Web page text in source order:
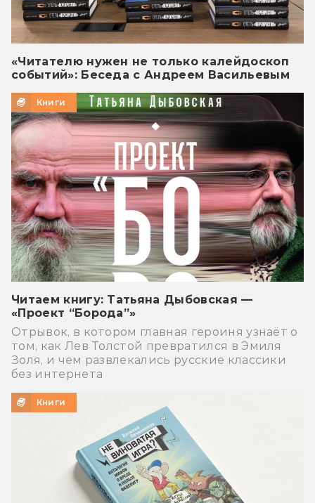
«Читателю нужен не только калейдоскоп
событий»: Беседа с Андреем Васильевым
Книги
Читаем книгу: Татьяна Дыбовская —
«Проект “Борода”»
Отрывок, в котором главная героиня узнаёт о
том, как Лев Толстой превратился в Эмиля
Золя, и чем развлекались русские классики
без интернета
Книги